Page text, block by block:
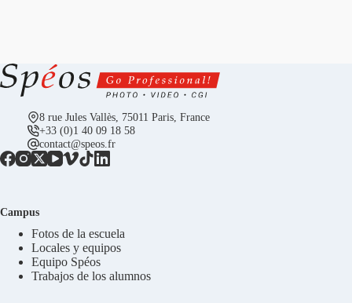
8 rue Jules Vallès, 75011 Paris, France
+33 (0)1 40 09 18 58
contact@speos.fr
Campus
Fotos de la escuela
Locales y equipos
Equipo Spéos
Trabajos de los alumnos